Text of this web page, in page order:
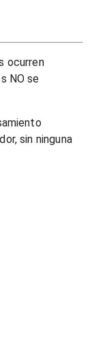
ocurren
NO se
sin ninguna